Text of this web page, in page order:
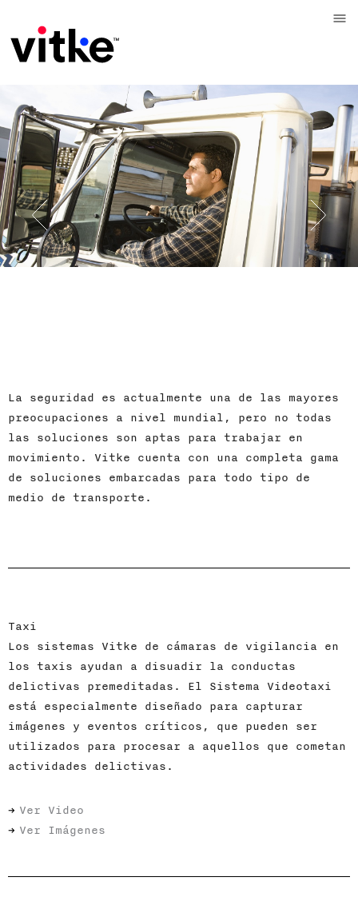
La seguridad es actualmente una de las mayores
preocupaciones a nivel mundial, pero no todas
las soluciones son aptas para trabajar en
movimiento. Vitke cuenta con una completa gama
de soluciones embarcadas para todo tipo de
medio de transporte.
Taxi
Los sistemas Vitke de cámaras de vigilancia en
los taxis ayudan a disuadir la conductas
delictivas premeditadas. El Sistema Videotaxi
está especialmente diseñado para capturar
imágenes y eventos críticos, que pueden ser
utilizados para procesar a aquellos que cometan
actividades delictivas.
Ver Video
Ver Imágenes